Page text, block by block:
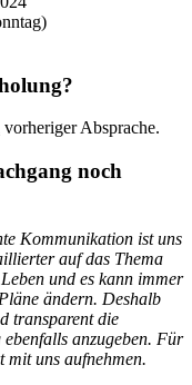
vorheriger Absprache.
noch
Kommunikation ist uns
auf das Thema
und es kann immer
ändern. Deshalb
transparent die
anzugeben. Für
uns aufnehmen.